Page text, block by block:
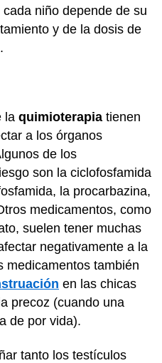
niño depende de su
y de la dosis de
la quimioterapia tienen
a los órganos
de los
son la ciclofosfamida
la procarbazina,
medicamentos, como
suelen tener muchas
negativamente a la
medicamentos también
en las chicas
precoz (cuando una
de por vida).
tanto los testículos